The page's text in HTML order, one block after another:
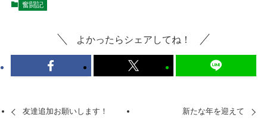
奮闘記
よかったらシェアしてね！
友達追加お願いします！ 新たな年を迎えて